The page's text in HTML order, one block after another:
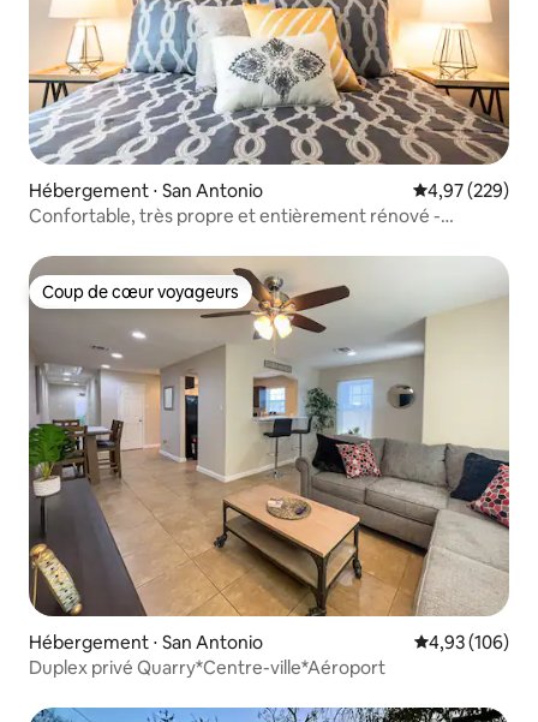
Hébergement ⋅ San Antonio Évaluation
4,97 (229)
Confortable, très propre et entièrement rénové -
Coup de cœur voyageurs
Coup de cœur voyageurs
Hébergement ⋅ San Antonio Évaluation
4,93 (106)
Duplex privé Quarry*Centre-ville*Aéroport